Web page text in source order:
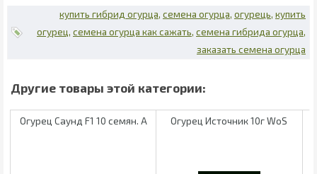
купить гибрид огурца семена огурца огурець купить
огурец семена огурца как сажать семена гибрида огурца
заказать семена огурца
Огурец Саунд F1 10 семян. А Огурец Источник 10г WoS